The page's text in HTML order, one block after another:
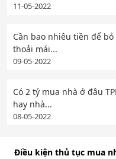
11-05-2022
Cần bao nhiêu tiền để
thoải mái...
09-05-2022
Có 2 tỷ mua nhà ở đâu
hay nhà...
08-05-2022
Điều kiện thủ tục mua